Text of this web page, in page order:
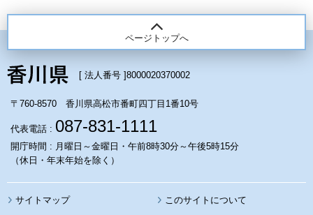
ページトップへ
[ 法人番号 ]8000020370002
〒760-8570 香川県高松市番町四丁目1番10号
代表電話 : 087-831-1111
開庁時間 : 月曜日～金曜日・午前8時30分～午後5時15分
（休日・年末年始を除く）
サイトマップ このサイトについて